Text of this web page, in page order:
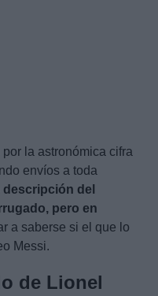
la astronómica cifra
envíos a toda
descripción del
pero en
a saberse si el que lo
Messi.
de Lionel